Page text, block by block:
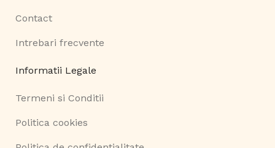
Contact
Intrebari frecvente
Informatii Legale
Termeni si Conditii
Politica cookies